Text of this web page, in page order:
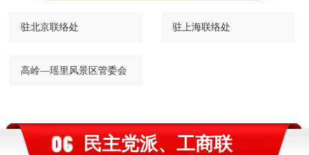
驻北京联络处 驻上海联络处
高岭—瑶里风景区管委会
民主党派、工商联